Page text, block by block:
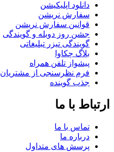
دانلود اپلیکیشن
سفارش نریشن
قوانین سفارش نریشن
جشن روز دوبله و گویندگی
گویندگی تیزر تبلیغاتی
بلاگ چکاوا
پیشواز تلفن همراه
فرم نظرسنجی از مشتریان
جذب گوینده
ارتباط با ما
تماس با ما
درباره ما
پرسش های متداول